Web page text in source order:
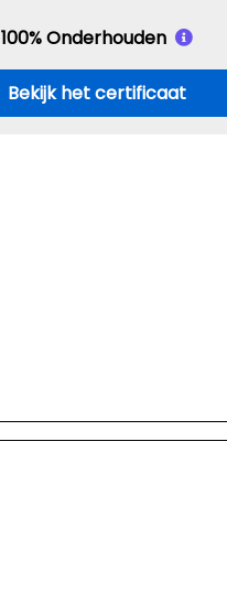
100% Onderhouden
Bekijk het certificaat